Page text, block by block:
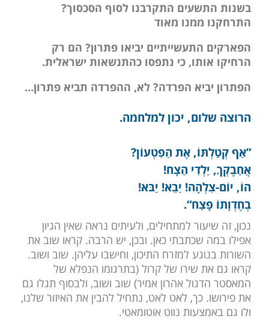
בשנות התשעים התקרבנו לסוף הסכסוך?
התרחקנו ממנו מאוד
הפארקים התעשייתיים יביאו פתרון? הם רק
הרחיקו אותו, כי נתפסו כהתנשאות ישראלית.
הפתרון יביא הפרדה? לא, ההפרדה תביא פתרון…
הרוצה שלום, יכון למלחמה.
”אַף קְטַלְתּוֹ, אֶת הַפִטְעוֹן?
אֲחַבֶקְךָ, יַלְדִי הַצָח!
הוֹ, יוֹם-צִלְהָה! יַבֵא! יַבּא!
בְחֶדְוָתוֹ פָצַח“.
נכון, זה שיעור למתחילים, ולעיתים נראה שאין הגיון
אפילו במה שכתבתי כאן. ובכן, יש הרבה. קראו שוב את
השורות בנוגע למזרח התיכון, וחישבו עליהן. שוב ושוב.
קראו גם את שירו של קרול (בתרגומו הנפלא של
המאסטר הדגול אהרון אמיר) שוב ושוב, ולבסוף תגלו גם
את פירושו. כך, לאט לאט, נתחיל להבין את האיזור שלנו,
ולו גם באמצעות נווט אוטומאטי.